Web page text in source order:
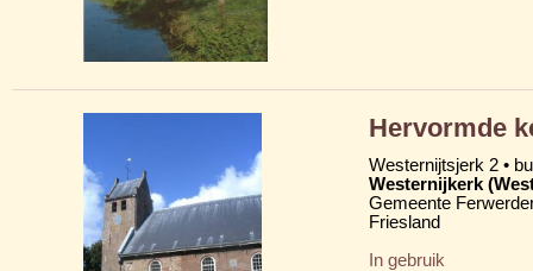
Hervormde
Westernijtsjerk 2 •
Westernijkerk
Gemeente
Friesland
In gebruik